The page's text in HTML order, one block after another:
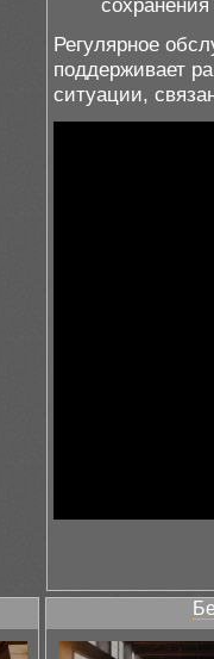
Регулярное
поддерживает
ситуации,